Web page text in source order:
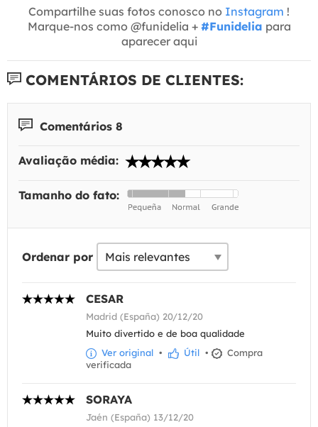
Compartilhe suas fotos conosco no Instagram !
Marque-nos como @funidelia + #Funidelia para
aparecer aqui
COMENTÁRIOS DE CLIENTES:
Comentários 8
Avaliação média:
Tamanho do fato:
Ordenar por
CESAR
Madrid (España) 20/12/20
Muito divertido e de boa qualidade
Ver original • Útil •
Compra
verificada
SORAYA
Jaén (España) 13/12/20